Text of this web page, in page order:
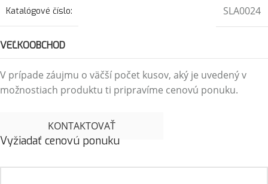
Katalógové číslo: SLA0024
VEĽKOOBCHOD
V prípade záujmu o väčší počet kusov, aký je uvedený v
možnostiach produktu ti pripravíme cenovú ponuku.
KONTAKTOVAŤ
Vyžiadať cenovú ponuku